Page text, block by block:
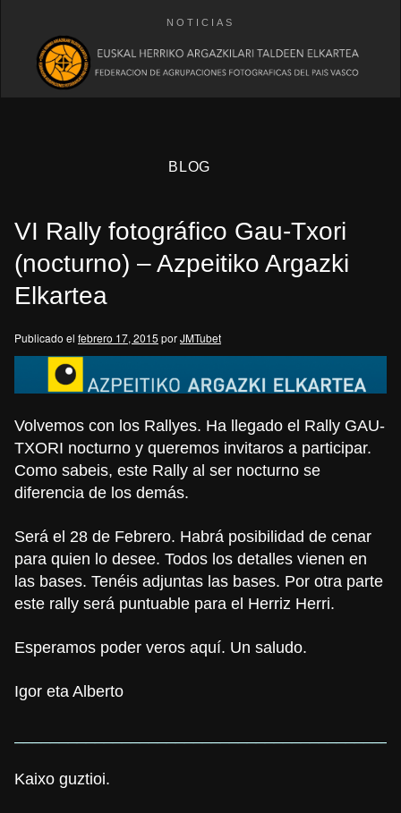
NOTICIAS
BLOG
VI Rally fotográfico Gau-Txori
(nocturno) – Azpeitiko Argazki
Elkartea
Publicado el febrero 17, 2015 porJMTubet
Volvemos con los Rallyes. Ha llegado el Rally GAU-
TXORI nocturno y queremos invitaros a participar.
Como sabeis, este Rally al ser nocturno se
diferencia de los demás.
Será el 28 de Febrero. Habrá posibilidad de cenar
para quien lo desee. Todos los detalles vienen en
las bases. Tenéis adjuntas las bases. Por otra parte
este rally será puntuable para el Herriz Herri.
Esperamos poder veros aquí. Un saludo.
Igor eta Alberto
Kaixo guztioi.